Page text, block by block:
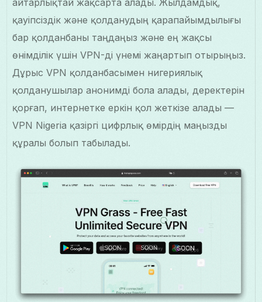
айтарлықтай жақсарта алады. Жылдамдық,
қауіпсіздік және қолданудың қарапайымдылығы
бар қолданбаны таңдаңыз және ең жақсы
өнімділік үшін VPN-ді үнемі жаңартып отырыңыз.
Дұрыс VPN қолданбасымен нигериялық
қолданушылар анонимді бола алады, деректерін
қорғап, интернетке еркін қол жеткізе алады —
VPN Nigeria қазіргі цифрлық өмірдің маңызды
құралы болып табылады.